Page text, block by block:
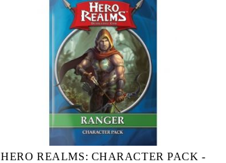
HERO REALMS: CHARACTER PACK -